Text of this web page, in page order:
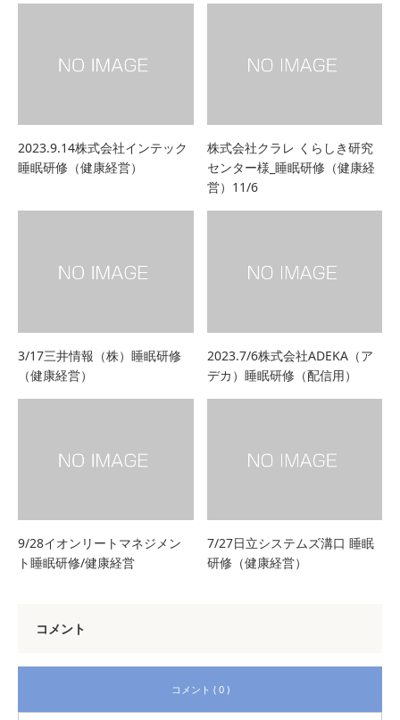
2023.9.14株式会社インテック
睡眠研修（健康経営）
株式会社クラレ くらしき研究
センター様_睡眠研修（健康経
営）11/6
3/17三井情報（株）睡眠研修
（健康経営）
2023.7/6株式会社ADEKA（ア
デカ）睡眠研修（配信用）
9/28イオンリートマネジメン
ト睡眠研修/健康経営
7/27日立システムズ溝口 睡眠
研修（健康経営）
コメント
コメント ( 0 )